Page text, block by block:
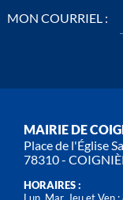
MON COURRIEL :
MAIRIE DE
Place de l'Église
78310 -
HORAIRES :